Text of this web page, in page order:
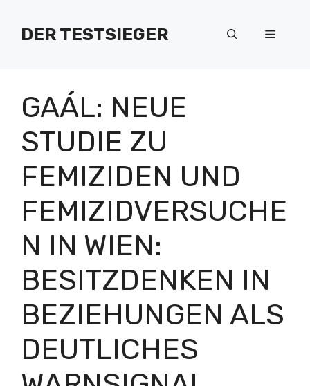
Inhalt
springenDER TESTSIEGER Menü
GAÁL: NEUE
STUDIE ZU
FEMIZIDEN UND
FEMIZIDVERSUCHE
N IN WIEN:
BESITZDENKEN IN
BEZIEHUNGEN ALS
DEUTLICHES